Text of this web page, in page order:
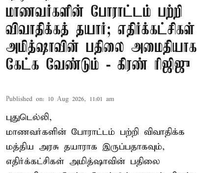
மாணவர்களின் போராட்டம் பற்றி
விவாதிக்கத் தயார்; எதிர்க்கட்சிகள்
அமித்ஷாவின் பதிலை அமைதியாக
கேட்க வேண்டும் - கிரண் ரிஜிஜு
Published on: 10 Aug 2026, 11:01 am
புதுடெல்லி,
மாணவர்களின் போராட்டம் பற்றி விவாதிக்க
மத்திய அரசு தயாராக இருப்பதாகவும்,
எதிர்க்கட்சிகள் அமித்ஷாவின் பதிலை